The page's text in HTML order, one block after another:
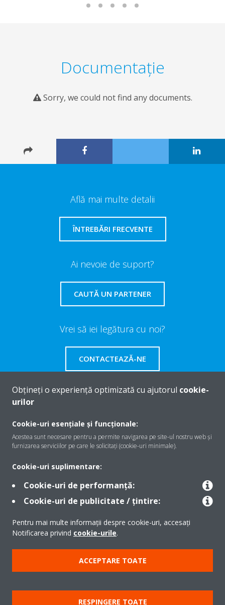
Documentaţie
Sorry, we could not find any documents.
Află mai multe detalii
ÎNTREBĂRI FRECVENTE
Ai nevoie de suport?
CAUTĂ UN PARTENER
Vrei să iei legătura cu noi?
CONTACTEAZĂ-NE
Despre Daikin
Contact
Produse
Copyright © Daikin
Notă legală
Cookie Notice
Politica de protecție a datelor
Etica corporativă
Termeni şi condiţii
Obțineți o experiență optimizată cu ajutorul cookie-
urilor
Cookie-uri esențiale și funcționale:
Acestea sunt necesare pentru a permite navigarea pe site-ul nostru web și
furnizarea serviciilor pe care le solicitați (cookie-uri minimale).
Cookie-uri suplimentare:
Cookie-uri de performanță:
Cookie-uri de publicitate / țintire:
Pentru mai multe informații despre cookie-uri, accesați
Notificarea privind cookie-urile.
ACCEPTARE TOATE
RESPINGERE TOATE